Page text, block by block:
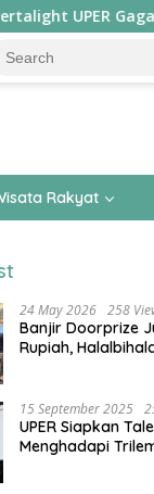
Solusi Hak
Rakyat
24 May 2026 258
Banjir Doorprize
Rupiah,
15 September 2025
UPER Siapkan
Menghadapi